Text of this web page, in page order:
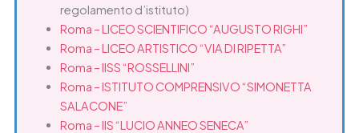
regolamento d’istituto)
Roma – LICEO SCIENTIFICO “AUGUSTO RIGHI”
Roma – LICEO ARTISTICO “VIA DI RIPETTA”
Roma – IISS “ROSSELLINI”
Roma – ISTITUTO COMPRENSIVO “SIMONETTA
SALACONE”
Roma – IIS “LUCIO ANNEO SENECA”